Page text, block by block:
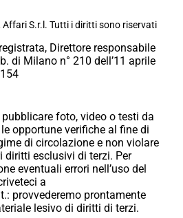
S.r.l. Tutti i diritti sono riservati
Direttore responsabile
di Milano n° 210 dell’11 aprile
foto, video o testi da
opportune verifiche al fine di
di circolazione e non violare
diritti esclusivi di terzi. Per
eventuali errori nell’uso del
a
provvederemo prontamente
lesivo di diritti di terzi.